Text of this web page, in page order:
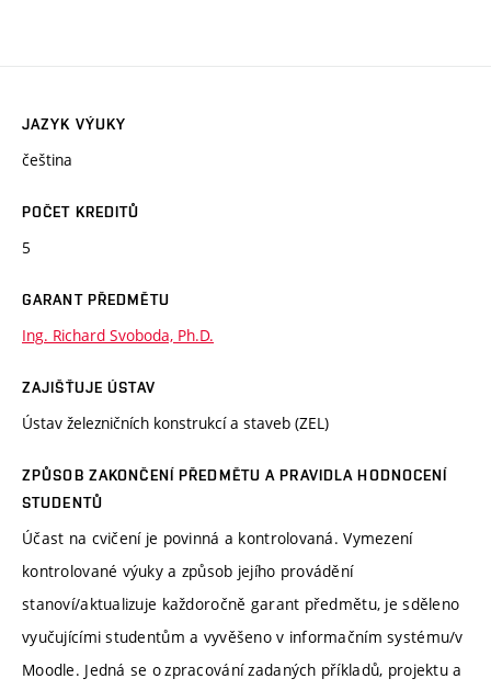
JAZYK VÝUKY
čeština
POČET KREDITŮ
5
GARANT PŘEDMĚTU
Ing. Richard Svoboda, Ph.D.
ZAJIŠŤUJE ÚSTAV
Ústav železničních konstrukcí a staveb (ZEL)
ZPŮSOB ZAKONČENÍ PŘEDMĚTU A PRAVIDLA HODNOCENÍ
STUDENTŮ
Účast na cvičení je povinná a kontrolovaná. Vymezení
kontrolované výuky a způsob jejího provádění
stanoví/aktualizuje každoročně garant předmětu, je sděleno
vyučujícími studentům a vyvěšeno v informačním systému/v
Moodle. Jedná se o zpracování zadaných příkladů, projektu a